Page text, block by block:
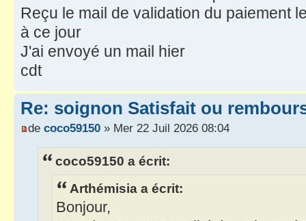
Reçu le mail de validation du paiement
à ce jour
J'ai envoyé un mail hier
cdt
Re: soignon Satisfait ou
de coco59150 » Mer 22 Juil 2026 08:04
coco59150 a écrit:
Arthémisia a écrit:
Bonjour,